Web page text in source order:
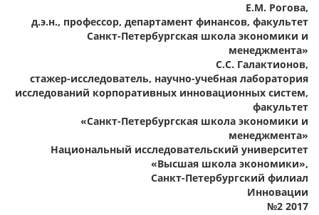
Е.М. Рогова,
д.э.н., профессор, департамент финансов, факультет
Санкт-Петербургская школа экономики и
менеджмента»
С.С. Галактионов,
стажер-исследователь, научно-учебная лаборатория
исследований корпоративных инновационных систем,
факультет
«Санкт-Петербургская школа экономики и
менеджмента»
Национальный исследовательский университет
«Высшая школа экономики»,
Санкт-Петербургский филиал
Инновации
№2 2017